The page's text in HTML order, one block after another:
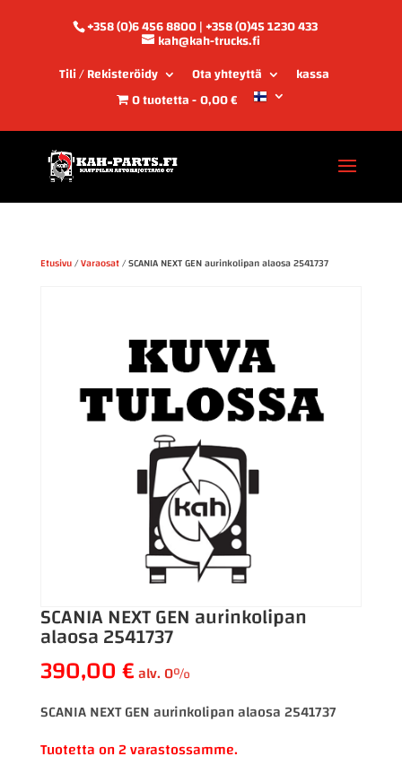
+358 (0)6 456 8800 | +358 (0)45 1230 433
kah@kah-trucks.fi
Tili / Rekisteröidy
Ota yhteyttä
kassa
0 tuotetta 0,00 €
Etusivu/Varaosat/ SCANIA NEXT GEN aurinkolipan alaosa 2541737
SCANIA NEXT GEN aurinkolipan
alaosa 2541737
390,00€alv. 0%
SCANIA NEXT GEN aurinkolipan alaosa 2541737
Tuotetta on 2 varastossamme.